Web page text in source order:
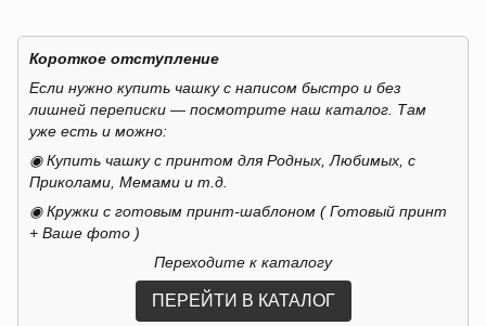
Короткое отступление
Если нужно купить чашку с написом быстро и без
лишней переписки — посмотрите наш каталог. Там
уже есть и можно:
◉ Купить чашку с принтом для Родных, Любимых, с
Приколами, Мемами и т.д.
◉ Кружки с готовым принт-шаблоном ( Готовый принт
+ Ваше фото )
Переходите к каталогу
ПЕРЕЙТИ В КАТАЛОГ